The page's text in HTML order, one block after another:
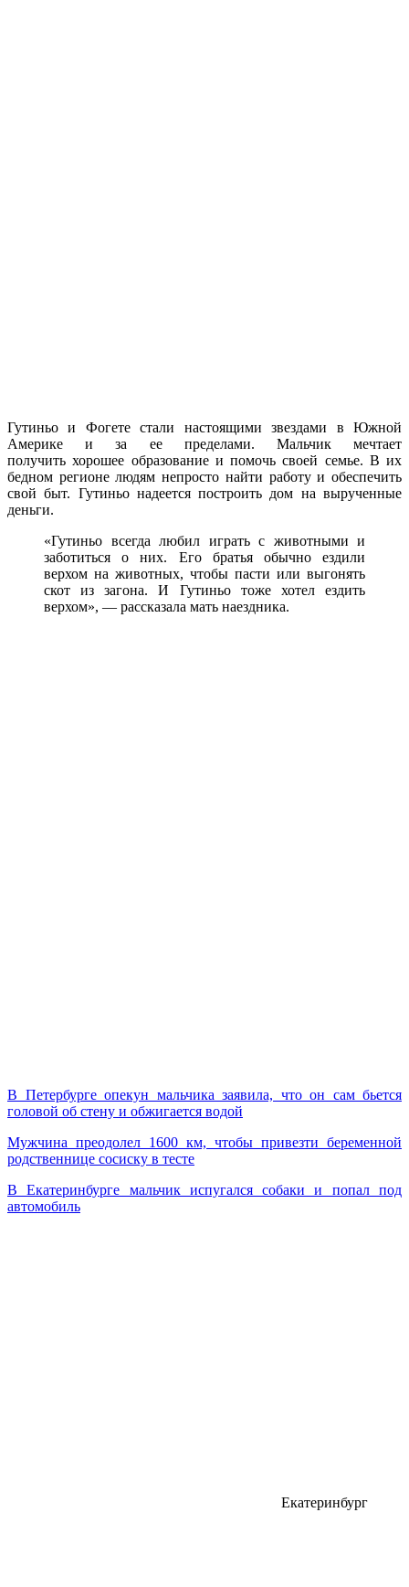
Гутиньо и Фогете стали настоящими звездами в Южной
Америке и за ее пределами. Мальчик мечтает
получить хорошее образование и помочь своей семье. В их
бедном регионе людям непросто найти работу и обеспечить
свой быт. Гутиньо надеется построить дом на вырученные
деньги.
«Гутиньо всегда любил играть с животными и
заботиться о них. Его братья обычно ездили
верхом на животных, чтобы пасти или выгонять
скот из загона. И Гутиньо тоже хотел ездить
верхом», — рассказала мать наездника.
В Петербурге опекун мальчика заявила, что он сам бьется
головой об стену и обжигается водой
Мужчина преодолел 1600 км, чтобы привезти беременной
родственнице сосиску в тесте
В Екатеринбурге мальчик испугался собаки и попал под
автомобиль
Екатеринбург